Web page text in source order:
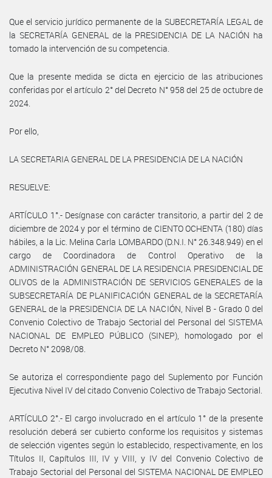
Que el servicio jurídico permanente de la SUBECRETARÍA LEGAL de
la SECRETARÍA GENERAL de la PRESIDENCIA DE LA NACIÓN ha
tomado la intervención de su competencia.
Que la presente medida se dicta en ejercicio de las atribuciones
conferidas por el artículo 2° del Decreto N° 958 del 25 de octubre de
2024.
Por ello,
LA SECRETARIA GENERAL DE LA PRESIDENCIA DE LA NACIÓN
RESUELVE:
ARTÍCULO 1°.- Desígnase con carácter transitorio, a partir del 2 de
diciembre de 2024 y por el término de CIENTO OCHENTA (180) días
hábiles, a la Lic. Melina Carla LOMBARDO (D.N.I. N° 26.348.949) en el
cargo de Coordinadora de Control Operativo de la
ADMINISTRACIÓN GENERAL DE LA RESIDENCIA PRESIDENCIAL DE
OLIVOS de la ADMINISTRACIÓN DE SERVICIOS GENERALES de la
SUBSECRETARÍA DE PLANIFICACIÓN GENERAL de la SECRETARÍA
GENERAL de la PRESIDENCIA DE LA NACIÓN, Nivel B - Grado 0 del
Convenio Colectivo de Trabajo Sectorial del Personal del SISTEMA
NACIONAL DE EMPLEO PÚBLICO (SINEP), homologado por el
Decreto N° 2098/08.
Se autoriza el correspondiente pago del Suplemento por Función
Ejecutiva Nivel IV del citado Convenio Colectivo de Trabajo Sectorial.
ARTÍCULO 2°.- El cargo involucrado en el artículo 1° de la presente
resolución deberá ser cubierto conforme los requisitos y sistemas
de selección vigentes según lo establecido, respectivamente, en los
Títulos II, Capítulos III, IV y VIII, y IV del Convenio Colectivo de
Trabajo Sectorial del Personal del SISTEMA NACIONAL DE EMPLEO